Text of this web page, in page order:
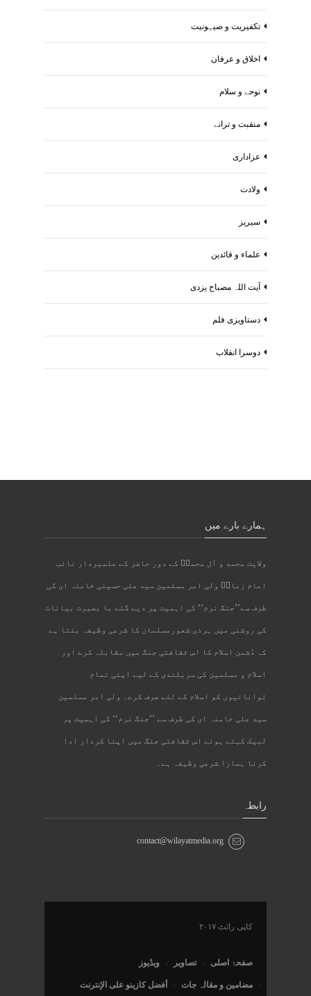
تکفیریت و صیہونیت
اخلاق و عرفان
نوحے و سلام
منقبت و ترانے
عزاداری
ولادت
سیریز
علماء و قائدین
آیت اللہ مصباح یزدی
دستاویزی فلم
دوسرا انقلاب
ہمارے بارے میں
ولایت محمد و آل محمدؐ کے دور حاضر کے علمبردار نائب
امام زمانؑ ولی امر مسلمین سید علی حسینی خامنہ ای کی
طرف سے’’جنگ نرم‘‘ کی اہمیت پر دیے گئے با بصیرت بیانات
کی روشنی میں ہرذی شعورمسلمان کا شرعی وظیفہ بنتا ہے
کہ دُشمن اسلام کا اس ثقافتی جنگ میں مقابلہ کرے اور
اسلام و مسلمین کی سربلندی کے لیے اپنی تمام
توانائیوں کو اسلام کے لئے صرف کرے۔ ولی امر مسلمین
سید علی خامنہ ای کی طرف سے ’’جنگ نرم‘‘ کی اہمیت پر
لبیک کہتے ہوئے اس ثقافتی جنگ میں اپنا کردار ادا
کرنا ہمارا شرعی وظیفہ ہے۔
رابطہ
contact@wilayatmedia.org
کاپی رائٹ ۲۰۱۷
صفحۂ اصلی تصاویر ویڈیوز
مضامین و مقالہ جات أفضل كازينو على الإنترنت